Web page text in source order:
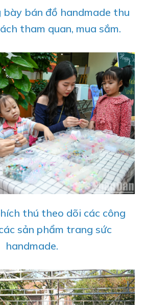
bày bán đồ handmade thu
tham quan, mua sắm.
thú theo dõi các công
sản phẩm trang sức
handmade.